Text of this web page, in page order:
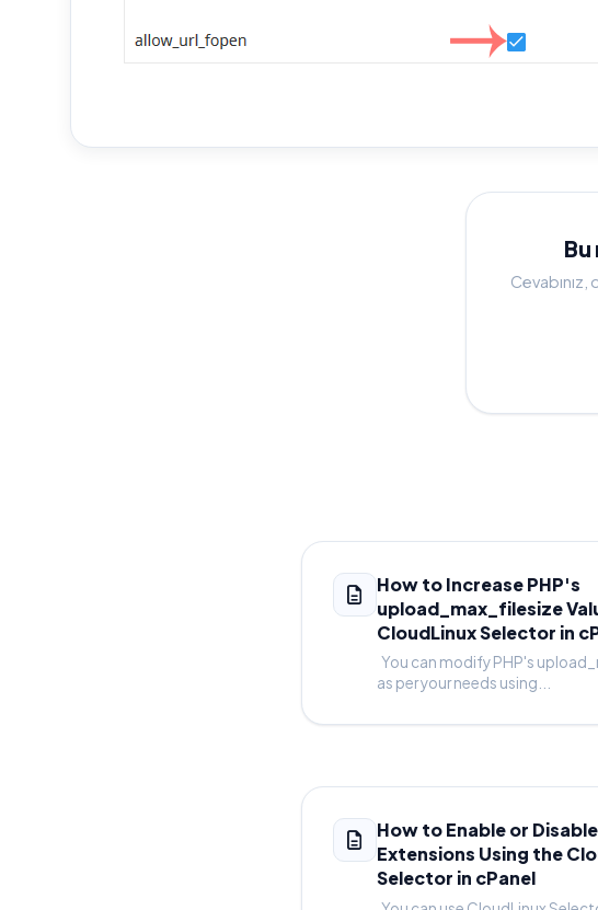
Bu
Cevabınız,
How to Increase PHP's
upload_max_filesize
CloudLinux Selector in
You can modify PHP's
as per your needs using...
How to Enable or Disable
Extensions Using the
Selector in cPanel